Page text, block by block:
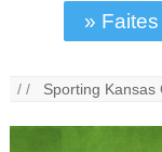
»
/ / Sporting Kansas